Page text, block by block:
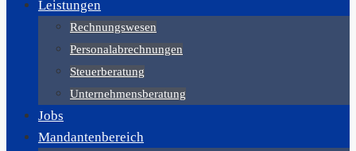
Leistungen
Rechnungswesen
Personalabrechnungen
Steuerberatung
Unternehmensberatung
Jobs
Mandantenbereich